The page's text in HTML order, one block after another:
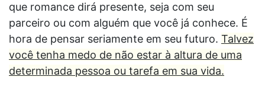
que romance dirá presente, seja com seu
parceiro ou com alguém que você já conhece. É
hora de pensar seriamente em seu futuro. Talvez
você tenha medo de não estar à altura de uma
determinada pessoa ou tarefa em sua vida.